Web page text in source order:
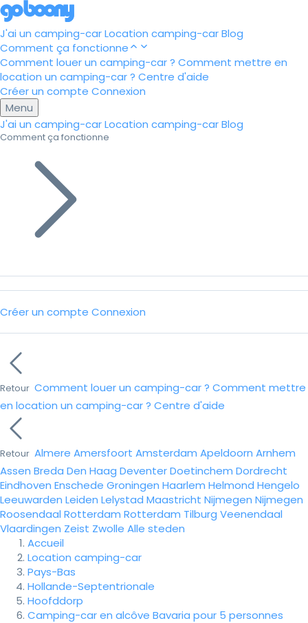
J'ai un camping-carLocation camping-carBlog
Comment ça fonctionne
Comment louer un camping-car ? Comment mettre en
location un camping-car ? Centre d'aide
Créer un compte Connexion
Menu
J'ai un camping-carLocation camping-carBlog
Comment ça fonctionne
Créer un compte Connexion
Retour Comment louer un camping-car ? Comment mettre
en location un camping-car ? Centre d'aide
Retour Almere Amersfoort Amsterdam Apeldoorn Arnhem
Assen Breda Den Haag DeventerDoetinchem Dordrecht
Eindhoven Enschede Groningen Haarlem Helmond Hengelo
Leeuwarden Leiden Lelystad Maastricht Nijmegen Nijmegen
Roosendaal Rotterdam Rotterdam Tilburg Veenendaal
Vlaardingen Zeist Zwolle Alle steden
Accueil
Location camping-car
Pays-Bas
Hollande-Septentrionale
Hoofddorp
Camping-car en alcôve Bavaria pour 5 personnes